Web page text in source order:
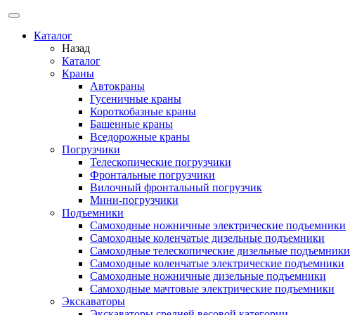
Каталог
Назад
Каталог
Краны
Автокраны
Гусеничные краны
Короткобазные краны
Башенные краны
Вcедорожные краны
Погрузчики
Телескопические погрузчики
Фронтальные погрузчики
Вилочный фронтальный погрузчик
Мини-погрузчики
Подъемники
Самоходные ножничные электрические подъемники
Самоходные коленчатые дизельные подъемники
Самоходные телескопические дизельные подъемники
Самоходные коленчатые электрические подъемники
Самоходные ножничные дизельные подъемники
Самоходные мачтовые электрические подъемники
Экскаваторы